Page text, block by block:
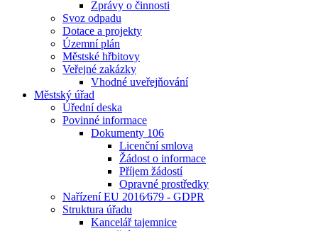
Zprávy o činnosti
Svoz odpadu
Dotace a projekty
Územní plán
Městské hřbitovy
Veřejné zakázky
Vhodné uveřejňování
Městský úřad
Úřední deska
Povinné informace
Dokumenty 106
Licenční smlova
Žádost o informace
Příjem žádostí
Opravné prostředky
Nařízení EU 2016⁄679 - GDPR
Struktura úřadu
Kancelář tajemnice